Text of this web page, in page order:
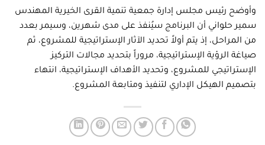
وأوضح رئيس مجلس إدارة جمعية تنمية القرى الخيرية المهندس
سمير حلواني أن البرنامج سيُنفذ على مدى شهرين، وسيمر بعدد
من المراحل، إذ يتم أولاً تحديد الآثار الإستراتيجية للمشروع، ثم
صياغة الرؤية الإستراتيجية، مروراً بتحديد مجالات التركيز
الإستراتيجي للمشروع، وتحديد الأهداف الإستراتيجية، انتهاء
بتصميم الهيكل الإداري لتنفيذ ومتابعة المشروع.